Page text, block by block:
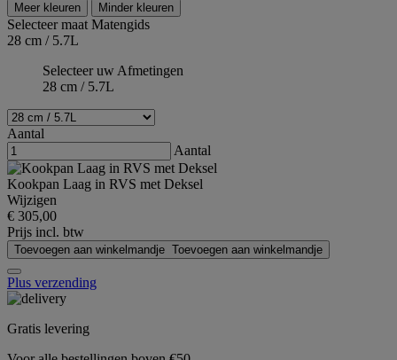
Meer kleuren Minder kleuren
Selecteer maatMatengids
28 cm / 5.7L
Selecteer uw Afmetingen
28 cm / 5.7L
Aantal
Aantal
Kookpan Laag in RVS met Deksel
Wijzigen
€ 305,00
Prijs incl. btw
Toevoegen aan winkelmandje Toevoegen aan winkelmandje
Plus verzending
Gratis levering